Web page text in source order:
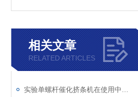
相关文章
RELATED ARTICLES